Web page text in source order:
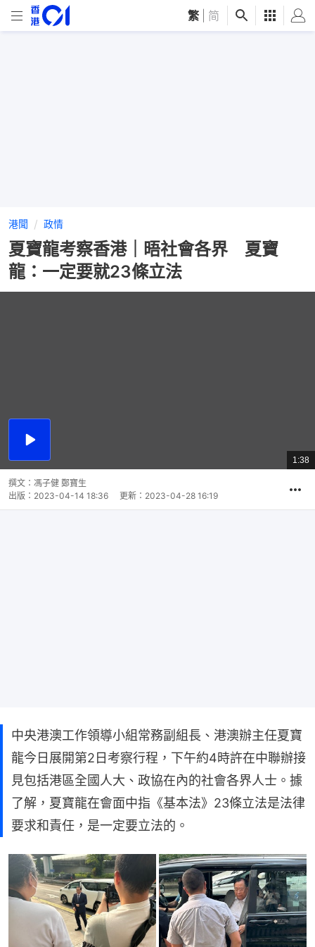
繁 简
港聞 政情
夏寶龍考察香港｜晤社會各界 夏寶
龍：一定要就23條立法
播
總
共
1:38
撰文： 馮子健 鄭寶生
出版： 2023-04-14 18:36 更新： 2023-04-28 16:19
中央港澳工作領導小組常務副組長、港澳辦主任夏寶
龍今日展開第2日考察行程，下午約4時許在中聯辦接
見包括港區全國人大、政協在內的社會各界人士。據
了解，夏寶龍在會面中指《基本法》23條立法是法律
要求和責任，是一定要立法的。